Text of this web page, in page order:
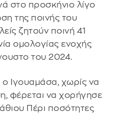
στο προσκήνιο λίγο
της ποινής του
ζητούν ποινή 41
ομολογίας ενοχής
του 2024.
Ιγουαμάσα, χωρίς να
φέρεται να χορήγησε
Πέρι ποσότητες